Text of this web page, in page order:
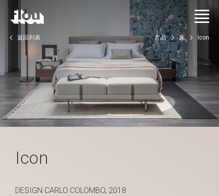
返回列表 产品 床 Icon
Icon
DESIGN CARLO COLOMBO, 2018